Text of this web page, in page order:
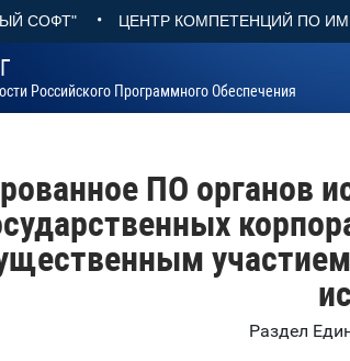
СОФТ" • ЦЕНТР КОМПЕТЕНЦИЙ ПО
Российского Программного Обеспечения
ПО органов
Раздел